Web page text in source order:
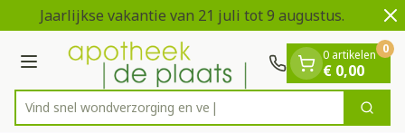
Ga naar de inhoud
1 van 2
Jaarlijkse vakantie van 21 juli tot 9 augustus.
Menu
Product, merk, categorie...
Vind snel wondverzorgi Zoek
0 artikelen
€ 0,00
0